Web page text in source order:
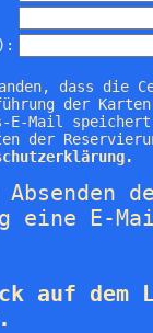
dass die
der
E-Mail
der
eine E-
auf